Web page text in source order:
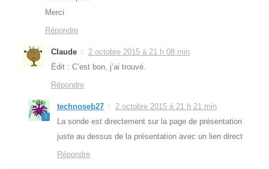
Merci
Répondre
Claude
2 octobre 2015 à 21 h 08 min
Édit : C’est bon, j’ai trouvé.
Répondre
technoseb27
2 octobre 2015 à 21 h 21 min
La sonde est directement sur la page de présentation
juste au dessus de la présentation avec un lien direct
Répondre